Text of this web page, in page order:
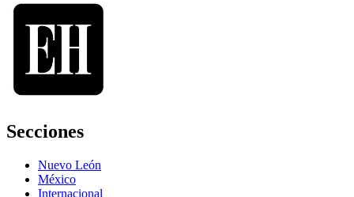
Secciones
Nuevo León
México
Internacional